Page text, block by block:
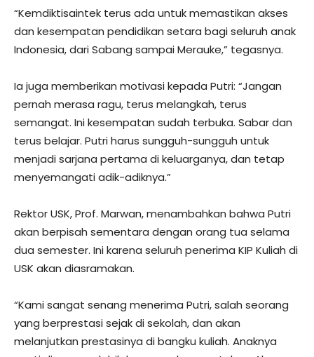
“Kemdiktisaintek terus ada untuk memastikan akses
dan kesempatan pendidikan setara bagi seluruh anak
Indonesia, dari Sabang sampai Merauke,” tegasnya.
Ia juga memberikan motivasi kepada Putri: “Jangan
pernah merasa ragu, terus melangkah, terus
semangat. Ini kesempatan sudah terbuka. Sabar dan
terus belajar. Putri harus sungguh-sungguh untuk
menjadi sarjana pertama di keluarganya, dan tetap
menyemangati adik-adiknya.”
Rektor USK, Prof. Marwan, menambahkan bahwa Putri
akan berpisah sementara dengan orang tua selama
dua semester. Ini karena seluruh penerima KIP Kuliah di
USK akan diasramakan.
“Kami sangat senang menerima Putri, salah seorang
yang berprestasi sejak di sekolah, dan akan
melanjutkan prestasinya di bangku kuliah. Anaknya